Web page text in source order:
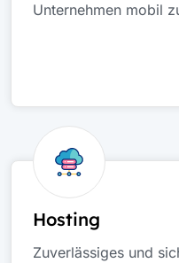
Unternehmen mobil
Hosting
Zuverlässiges und